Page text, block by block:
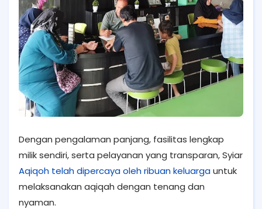
Dengan pengalaman panjang, fasilitas lengkap
milik sendiri, serta pelayanan yang transparan, Syiar
Aqiqoh telah dipercaya oleh ribuan keluargauntuk
melaksanakan aqiqah dengan tenang dan
nyaman.